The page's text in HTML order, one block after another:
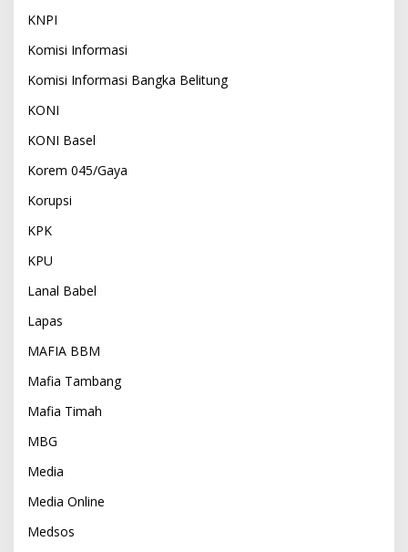
KNPI
Komisi Informasi
Komisi Informasi Bangka Belitung
KONI
KONI Basel
Korem 045/Gaya
Korupsi
KPK
KPU
Lanal Babel
Lapas
MAFIA BBM
Mafia Tambang
Mafia Timah
MBG
Media
Media Online
Medsos